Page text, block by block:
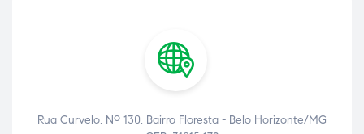
Rua Curvelo, Nº 130, Bairro Floresta - Belo Horizonte/MG